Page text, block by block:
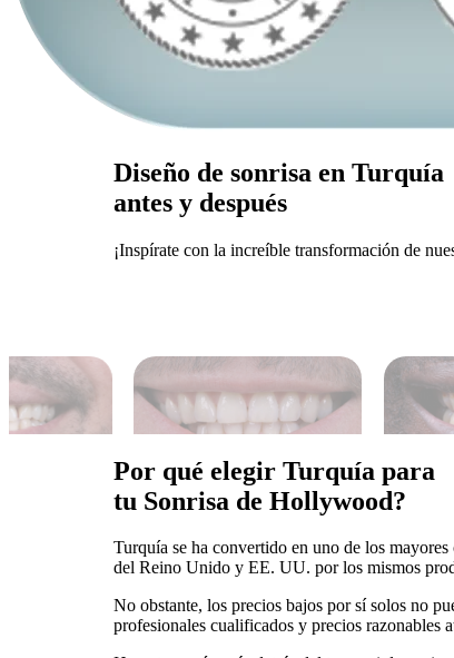
Diseño de sonrisa en Turquía
antes y después
¡Inspírate con la increíble transformación de
Por qué elegir Turquía para
tu Sonrisa de Hollywood?
Turquía se ha convertido en uno de los
del Reino Unido y EE. UU. por los mismos
No obstante, los precios bajos por sí solos no
profesionales cualificados y precios razonables